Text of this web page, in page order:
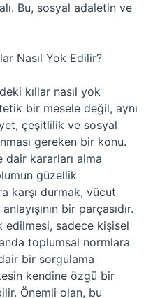
Bu, sosyal adaletin ve
Nasıl Yok Edilir?
kıllar nasıl yok
bir mesele değil, aynı
çeşitlilik ve sosyal
gereken bir konu.
kararları alma
güzellik
karşı durmak, vücut
bir parçasıdır.
edilmesi, sadece kişisel
toplumsal normlara
bir sorgulama
kendine özgü bir
Önemli olan, bu